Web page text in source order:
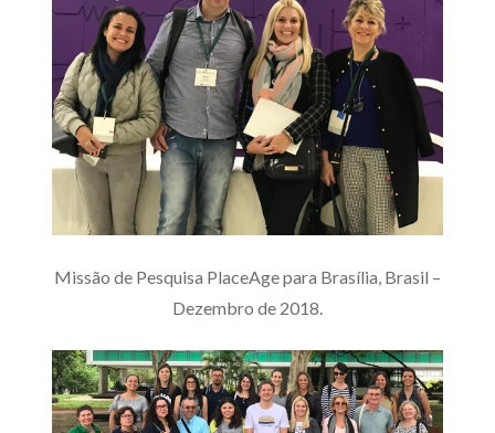
Missão de Pesquisa PlaceAge para Brasília, Brasil –
Dezembro de 2018.